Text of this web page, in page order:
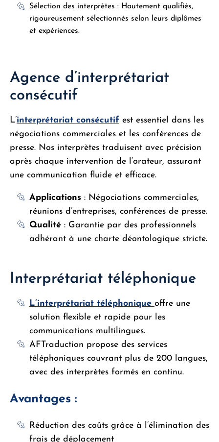
Sélection des interprètes : Hautement qualifiés,
rigoureusement sélectionnés selon leurs diplômes
et expériences.
Agence d’interprétariat
consécutif
L’interprétariat consécutif est essentiel dans les
négociations commerciales et les conférences de
presse. Nos interprètes traduisent avec précision
après chaque intervention de l’orateur, assurant
une communication fluide et efficace.
Applications : Négociations commerciales,
réunions d’entreprises, conférences de presse.
Qualité : Garantie par des professionnels
adhérant à une charte déontologique stricte.
Interprétariat téléphonique
L’interprétariat téléphonique offre une
solution flexible et rapide pour les
communications multilingues.
AFTraduction propose des services
téléphoniques couvrant plus de 200 langues,
avec des interprètes formés en continu.
Avantages :
Réduction des coûts grâce à l’élimination des
frais de déplacement